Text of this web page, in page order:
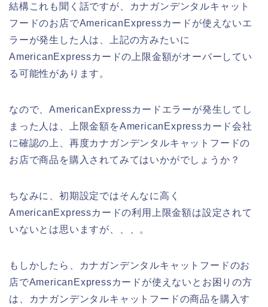
結構これも聞く話ですが、カナガンデンタルキャット
フードのお店でAmericanExpressカードが使えないエ
ラーが発生した人は、上記の方みたいに
AmericanExpressカードの上限金額がオーバーしてい
る可能性があります。
なので、AmericanExpressカードエラーが発生してし
まった人は、上限金額をAmericanExpressカード会社
に確認の上、再度カナガンデンタルキャットフードの
お店で商品を購入されてみてはいかがでしょうか？
ちなみに、初期設定ではそんなに高く
AmericanExpressカードの利用上限金額は設定されて
いないとは思いますが、、、。
もしかしたら、カナガンデンタルキャットフードのお
店でAmericanExpressカードが使えないとお困りの方
は、カナガンデンタルキャットフードの商品を購入す